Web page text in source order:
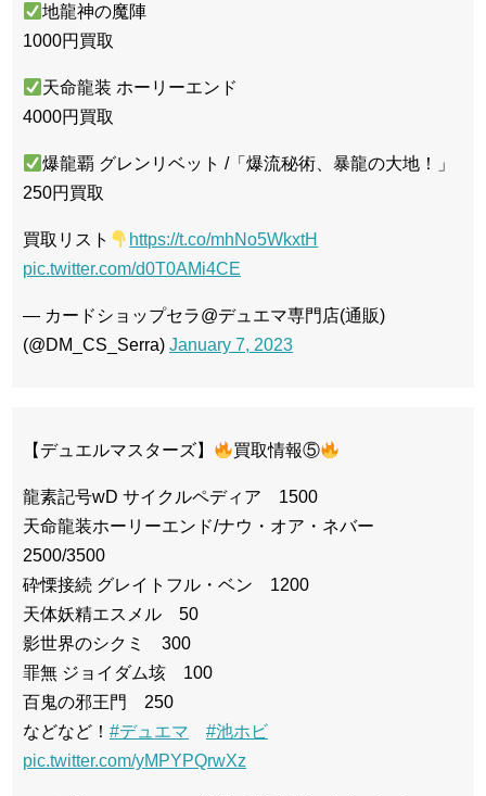
地龍神の魔陣
1000円買取
天命龍装 ホーリーエンド
4000円買取
爆龍覇 グレンリベット /「爆流秘術、暴龍の大地！」
250円買取
買取リスト
https://t.co/mhNo5WkxtH
pic.twitter.com/d0T0AMi4CE
— カードショップセラ@デュエマ専門店(通販)
(@DM_CS_Serra) January 7, 2023
【デュエルマスターズ】 買取情報⑤
龍素記号wD サイクルペディア 1500
天命龍装ホーリーエンド/ナウ・オア・ネバー
2500/3500
砕慄接続 グレイトフル・ベン 1200
天体妖精エスメル 50
影世界のシクミ 300
罪無 ジョイダム垓 100
百鬼の邪王門 250
などなど！ #デュエマ
#池ホビ
pic.twitter.com/yMPYPQrwXz